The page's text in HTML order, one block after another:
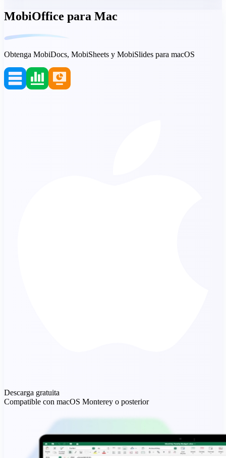
MobiOffice para Mac
Obtenga MobiDocs, MobiSheets y MobiSlides para macOS
Descarga gratuita
Compatible con macOS Monterey o posterior